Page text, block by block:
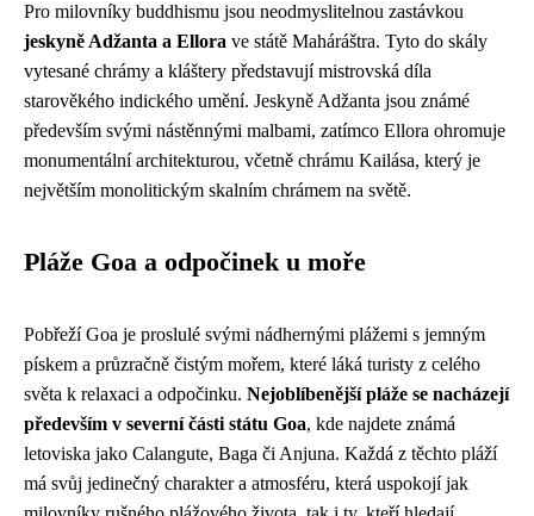
Pro milovníky buddhismu jsou neodmyslitelnou zastávkou
jeskyně Adžanta a Ellora ve státě Maháráštra. Tyto do skály
vytesané chrámy a kláštery představují mistrovská díla
starověkého indického umění. Jeskyně Adžanta jsou známé
především svými nástěnnými malbami, zatímco Ellora ohromuje
monumentální architekturou, včetně chrámu Kailása, který je
největším monolitickým skalním chrámem na světě.
Pláže Goa a odpočinek u moře
Pobřeží Goa je proslulé svými nádhernými plážemi s jemným
pískem a průzračně čistým mořem, které láká turisty z celého
světa k relaxaci a odpočinku. Nejoblíbenější pláže se nacházejí
především v severní části státu Goa, kde najdete známá
letoviska jako Calangute, Baga či Anjuna. Každá z těchto pláží
má svůj jedinečný charakter a atmosféru, která uspokojí jak